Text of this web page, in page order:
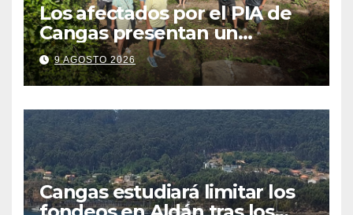
Los afectados por el PIA de
Cangas presentan un
recurso: “Lo vamos a luchar”
9 AGOSTO 2026
Cangas estudiará limitar los